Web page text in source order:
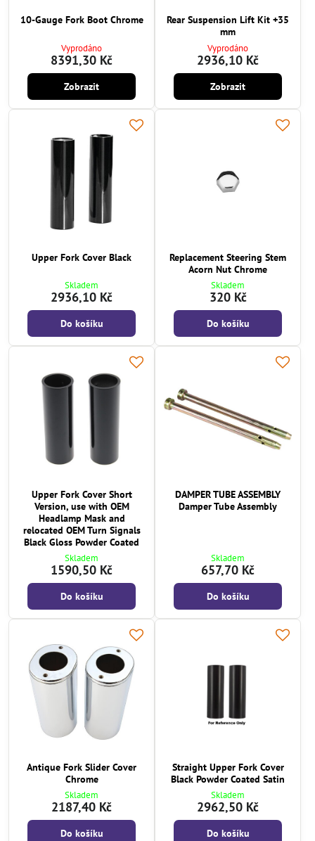
10-Gauge Fork Boot Chrome
Vyprodáno
8391,30 Kč
Zobrazit
Rear Suspension Lift Kit +35
mm
Vyprodáno
2936,10 Kč
Zobrazit
Upper Fork Cover Black
Skladem
2936,10 Kč
Do košíku
Replacement Steering Stem
Acorn Nut Chrome
Skladem
320 Kč
Do košíku
Upper Fork Cover Short
Version, use with OEM
Headlamp Mask and
relocated OEM Turn Signals
Black Gloss Powder Coated
Skladem
1590,50 Kč
Do košíku
DAMPER TUBE ASSEMBLY
Damper Tube Assembly
Skladem
657,70 Kč
Do košíku
Antique Fork Slider Cover
Chrome
Skladem
2187,40 Kč
Do košíku
Straight Upper Fork Cover
Black Powder Coated Satin
Skladem
2962,50 Kč
Do košíku